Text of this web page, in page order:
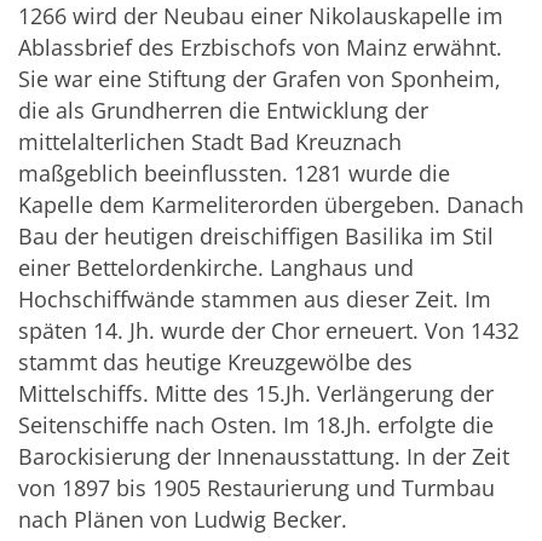
1266 wird der Neubau einer Nikolauskapelle im
Ablassbrief des Erzbischofs von Mainz erwähnt.
Sie war eine Stiftung der Grafen von Sponheim,
die als Grundherren die Entwicklung der
mittelalterlichen Stadt Bad Kreuznach
maßgeblich beeinflussten. 1281 wurde die
Kapelle dem Karmeliterorden übergeben. Danach
Bau der heutigen dreischiffigen Basilika im Stil
einer Bettelordenkirche. Langhaus und
Hochschiff­wände stammen aus dieser Zeit. Im
späten 14. Jh. wurde der Chor erneuert. Von 1432
stammt das heutige Kreuzgewölbe des
Mittelschiffs. Mitte des 15.Jh. Verlängerung der
Seitenschiffe nach Osten. Im 18.Jh. erfolgte die
Barockisierung der Innenausstattung. In der Zeit
von 1897 bis 1905 Restaurierung und Turmbau
nach Plänen von Ludwig Becker.